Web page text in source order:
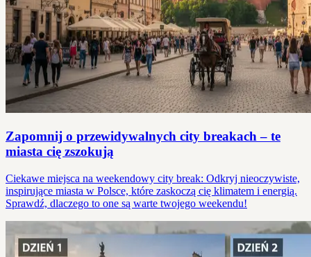
Zapomnij o przewidywalnych city breakach – te
miasta cię zszokują
Ciekawe miejsca na weekendowy city break: Odkryj nieoczywiste,
inspirujące miasta w Polsce, które zaskoczą cię klimatem i energią.
Sprawdź, dlaczego to one są warte twojego weekendu!